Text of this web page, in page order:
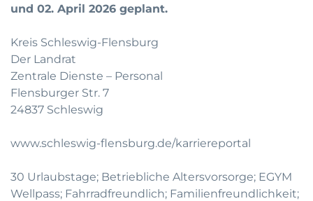
und 02. April 2026 geplant.
Kreis Schleswig-Flensburg
Der Landrat
Zentrale Dienste – Personal
Flensburger Str. 7
24837 Schleswig
www.schleswig-flensburg.de/karriereportal
30 Urlaubstage; Betriebliche Altersvorsorge; EGYM
Wellpass; Fahrradfreundlich; Familienfreundlichkeit;